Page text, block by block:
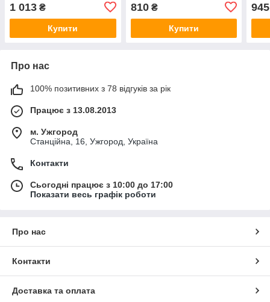
1 013 ₴
Купити
810₴
Купити
945
Про нас
100% позитивних з 78 відгуків за рік
Працює з 13.08.2013
м. Ужгород
Станційна, 16, Ужгород, Україна
Контакти
Сьогодні працює з 10:00 до 17:00
Показати весь графік роботи
Про нас
Контакти
Доставка та оплата